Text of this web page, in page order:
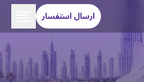
ارسال استفسار